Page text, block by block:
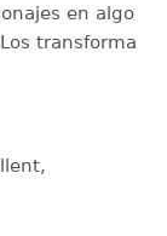
en algo
transforma